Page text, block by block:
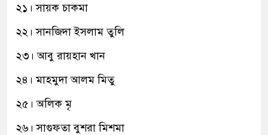
২১। সায়ক চাকমা
২২। সানজিদা ইসলাম তুলি
২৩। আবু রায়হান খান
২৪। মাহমুদা আলম মিতু
২৫। অলিক মৃ
২৬। সাগুফতা বুশরা মিশমা